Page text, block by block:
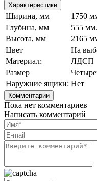
Характеристики
Ширина, мм
1750
Глубина, мм
555 мм.
Высота, мм
2165
Цвет
На
Материал:
ЛДСП
Размер
Наружние ящики: Нет
Комментарии
Пока нет комментариев
Написать комментарий